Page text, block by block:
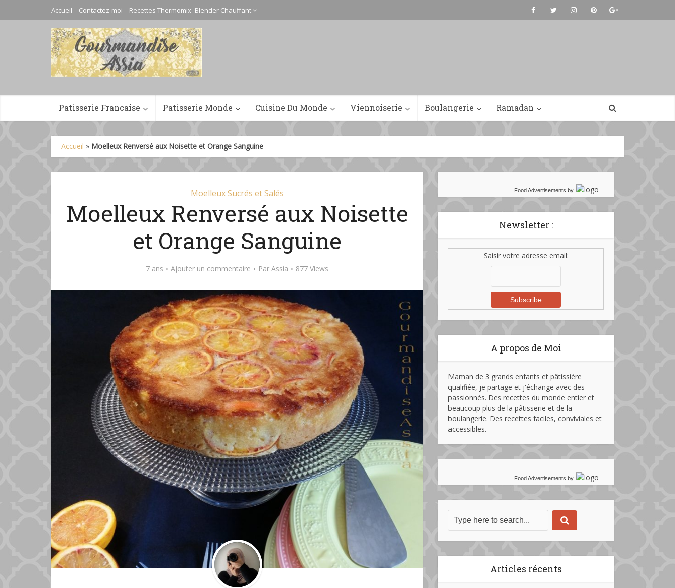
Accueil Contactez-moi Recettes Thermomix- Blender Chauffant
Patisserie Francaise Patisserie Monde Cuisine Du Monde Viennoiserie Boulangerie Ramadan
Accueil » Moelleux Renversé aux Noisette et Orange Sanguine
Moelleux Sucrés et Salés
Moelleux Renversé aux Noisette
et Orange Sanguine
7 ans Ajouter un commentaire Par Assia 877 Views
Food Advertisements by
Newsletter :
Saisir votre adresse email:
A propos de Moi
Maman de 3 grands enfants et pâtissière
qualifiée, je partage et j'échange avec des
passionnés. Des recettes du monde entier et
beaucoup plus de la pâtisserie et de la
boulangerie. Des recettes faciles, conviviales et
accessibles.
Food Advertisements by
Articles récents